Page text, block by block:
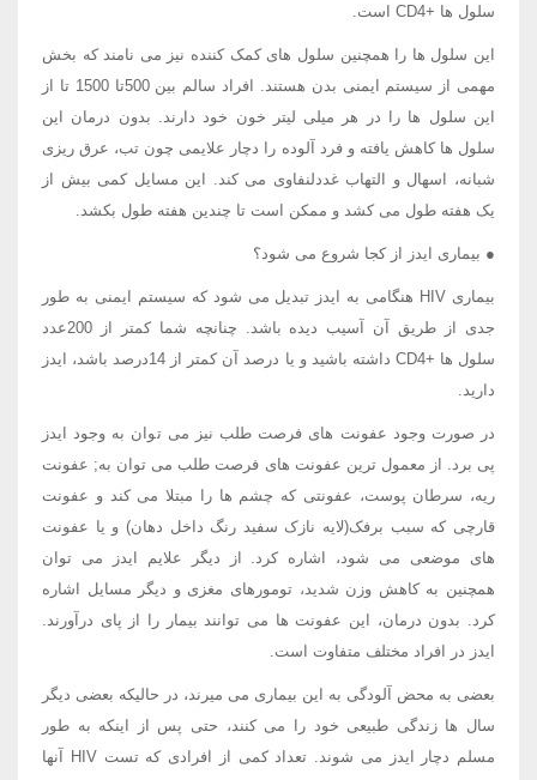
سلول ها +CD4 است.
این سلول ها را همچنین سلول های کمک کننده نیز می نامند که بخش
مهمی از سیستم ایمنی بدن هستند. افراد سالم بین 500تا 1500 تا از
این سلول ها را در هر میلی لیتر خون خود دارند. بدون درمان این
سلول ها کاهش یافته و فرد آلوده را دچار علایمی چون تب، عرق ریزی
شبانه، اسهال و التهاب غددلنفاوی می کند. این مسایل کمی بیش از
یک هفته طول می کشد و ممکن است تا چندین هفته طول بکشد.
● بیماری ایدز از کجا شروع می شود؟
بیماری HIV هنگامی به ایدز تبدیل می شود که سیستم ایمنی به طور
جدی از طریق آن آسیب دیده باشد. چنانچه شما کمتر از 200عدد
سلول ها +CD4 داشته باشید و یا درصد آن کمتر از 14درصد باشد، ایدز
دارید.
در صورت وجود عفونت های فرصت طلب نیز می توان به وجود ایدز
پی برد. از معمول ترین عفونت های فرصت طلب می توان به; عفونت
ریه، سرطان پوست، عفونتی که چشم ها را مبتلا می کند و عفونت
قارچی که سبب برفک(لایه نازک سفید رنگ داخل دهان) و یا عفونت
های موضعی می شود، اشاره کرد. از دیگر علایم ایدز می توان
همچنین به کاهش وزن شدید، تومورهای مغزی و دیگر مسایل اشاره
کرد. بدون درمان، این عفونت ها می توانند بیمار را از پای درآورند.
ایدز در افراد مختلف متفاوت است.
بعضی به محض آلودگی به این بیماری می میرند، در حالیکه بعضی دیگر
سال ها زندگی طبیعی خود را می کنند، حتی پس از اینکه به طور
مسلم دچار ایدز می شوند. تعداد کمی از افرادی که تست HIV آنها